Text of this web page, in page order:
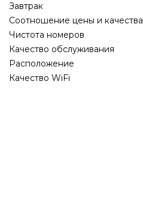
Завтрак
Соотношение цены и качества
Чистота номеров
Качество обслуживания
Расположение
Качество WiFi